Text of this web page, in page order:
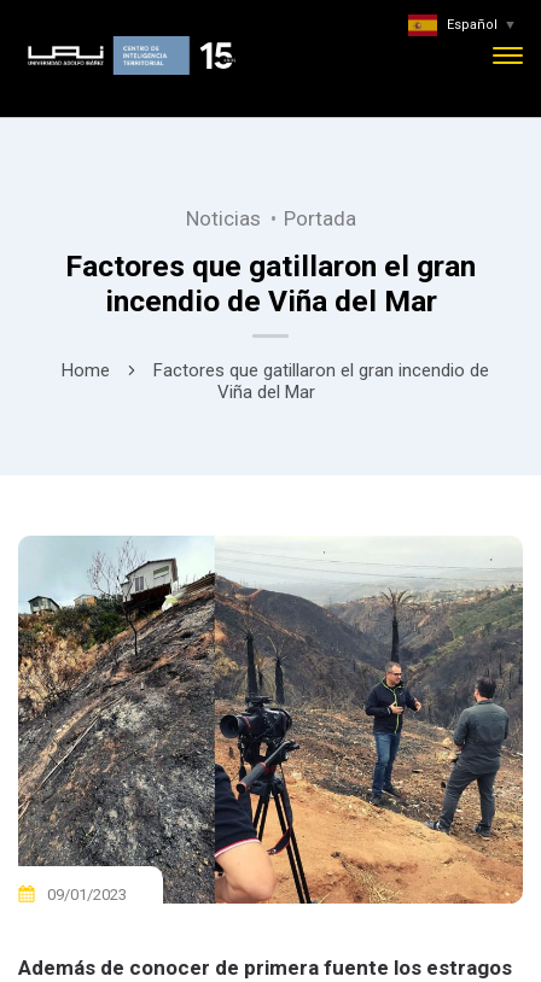
Noticias Portada
Factores que gatillaron el gran
incendio de Viña del Mar
Home
Factores que gatillaron el gran incendio de
Viña del Mar
09/01/2023
Además de conocer de primera fuente los estragos
Español ▼